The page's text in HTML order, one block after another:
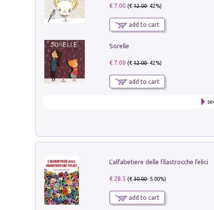
€ 7.00 (€12.00- 42%)
add to cart
Sorelle
€ 7.00 (€12.00- 42%)
add to cart
L'alfabetiere delle filastrocche felici
€ 28.5 (€30.00- 5.00%)
add to cart